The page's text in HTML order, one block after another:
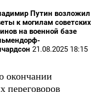
Путин возложил
к могилам советских
на военной базе
21.08.2025 18:15
окончании
переговоров